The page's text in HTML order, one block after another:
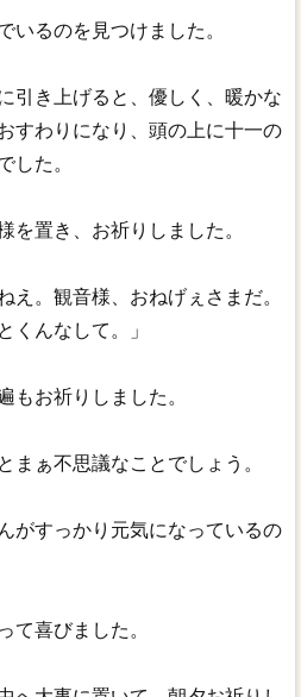
いるのを見つけました。
引き上げると、優しく、暖かな
すわりになり、頭の上に十一の
した。
を置き、お祈りしました。
え。観音様、おねげぇさまだ。
くんなして。」
もお祈りしました。
まぁ不思議なことでしょう。
がすっかり元気になっているの
て喜びました。